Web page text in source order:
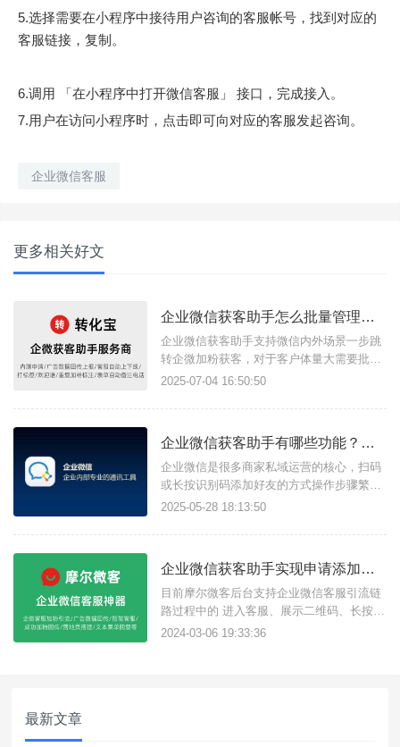
5.选择需要在小程序中接待用户咨询的客服帐号，找到对应的
客服链接，复制。
6.调用 「在小程序中打开微信客服」 接口，完成接入。
7.用户在访问小程序时，点击即可向对应的客服发起咨询。
企业微信客服
更多相关好文
企业微信获客助手怎么批量管理客服接待人员？如何统一设置员工上下班时间？
企业微信获客助手支持微信内外场景一步跳
转企微加粉获客，对于客户体量大需要批量
管理客服成员的商家用户，可以借助转化宝
一管理客服成员每日接待数上限、接待上下
置批量添加客服成员？进入转化宝后台，左
侧工具栏找到【企业微信配置】-
2025-07-04 16:50:50
企业微信获客助手有哪些功能？如何快速开通获客助手？
企业微信是很多商家私域运营的核心，扫码
或长按识别码添加好友的方式操作步骤繁
琐，转化率低下，借助转化宝-企微获客助手
客效率，高效管理客户。下面给大家介绍转
步加粉引流点击链接直达微信添加好友页
面，无需扫码或长按识别码，1步引流
2025-05-28 18:13:50
企业微信获客助手实现申请添加好友/成功添加/首次发消息回传？
目前摩尔微客后台支持企业微信客服引流链
路过程中的 进入客服、展示二维码、长按识
别二维码、点击二维码名片、企微成功加粉
2024-03-06 19:33:36
最新文章